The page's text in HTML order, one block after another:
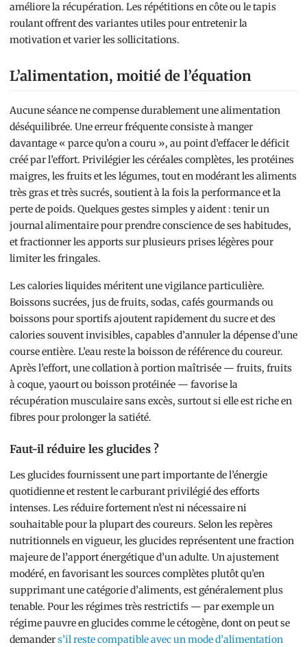
améliore la récupération. Les répétitions en côte ou le tapis
roulant offrent des variantes utiles pour entretenir la
motivation et varier les sollicitations.
L’alimentation, moitié de l’équation
Aucune séance ne compense durablement une alimentation
déséquilibrée. Une erreur fréquente consiste à manger
davantage « parce qu’on a couru », au point d’effacer le déficit
créé par l’effort. Privilégier les céréales complètes, les protéines
maigres, les fruits et les légumes, tout en modérant les aliments
très gras et très sucrés, soutient à la fois la performance et la
perte de poids. Quelques gestes simples y aident : tenir un
journal alimentaire pour prendre conscience de ses habitudes,
et fractionner les apports sur plusieurs prises légères pour
limiter les fringales.
Les calories liquides méritent une vigilance particulière.
Boissons sucrées, jus de fruits, sodas, cafés gourmands ou
boissons pour sportifs ajoutent rapidement du sucre et des
calories souvent invisibles, capables d’annuler la dépense d’une
course entière. L’eau reste la boisson de référence du coureur.
Après l’effort, une collation à portion maîtrisée — fruits, fruits
à coque, yaourt ou boisson protéinée — favorise la
récupération musculaire sans excès, surtout si elle est riche en
fibres pour prolonger la satiété.
Faut-il réduire les glucides ?
Les glucides fournissent une part importante de l’énergie
quotidienne et restent le carburant privilégié des efforts
intenses. Les réduire fortement n’est ni nécessaire ni
souhaitable pour la plupart des coureurs. Selon les repères
nutritionnels en vigueur, les glucides représentent une fraction
majeure de l’apport énergétique d’un adulte. Un ajustement
modéré, en favorisant les sources complètes plutôt qu’en
supprimant une catégorie d’aliments, est généralement plus
tenable. Pour les régimes très restrictifs — par exemple un
régime pauvre en glucides comme le cétogène, dont on peut se
demanders’il reste compatible avec un mode d’alimentation